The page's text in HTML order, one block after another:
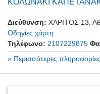
ΚΟΛΩΝΑΚΙ
Διεύθυνση: ΧΑΡΙΤΟΣ 13,
Οδηγίες χάρτη
Τηλέφωνο: 2107229875
» Περισσότερες πληροφορίες